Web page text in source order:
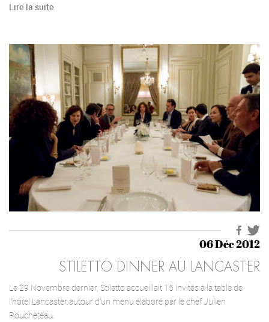
Lire la suite
06 Déc 2012
STILETTO DINNER AU LANCASTER
Le 29 Novembre dernier, Stiletto accueillait 15 invités à la table de
l’hôtel Lancaster autour d’un menu élaboré par le chef Julien
Roucheteau.